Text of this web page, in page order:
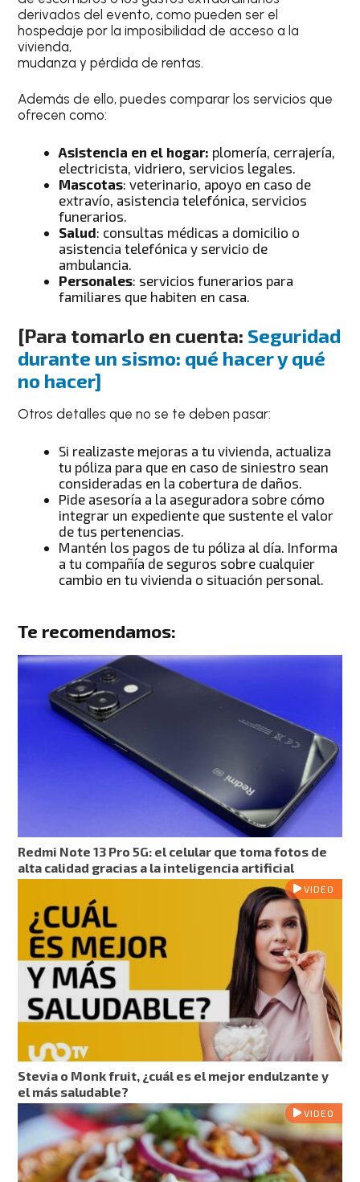
derivados del evento, como pueden ser el
hospedaje por la imposibilidad de acceso a la
vivienda,
mudanza y pérdida de rentas.
Además de ello, puedes comparar los servicios que
ofrecen como:
Asistencia en el hogar: plomería, cerrajería,
electricista, vidriero, servicios legales.
Mascotas: veterinario, apoyo en caso de
extravío, asistencia telefónica, servicios
funerarios.
Salud: consultas médicas a domicilio o
asistencia telefónica y servicio de
ambulancia.
Personales: servicios funerarios para
familiares que habiten en casa.
[Para tomarlo en cuenta: Seguridad
durante un sismo: qué hacer y qué
no hacer]
Otros detalles que no se te deben pasar:
Si realizaste mejoras a tu vivienda, actualiza
tu póliza para que en caso de siniestro sean
consideradas en la cobertura de daños.
Pide asesoría a la aseguradora sobre cómo
integrar un expediente que sustente el valor
de tus pertenencias.
Mantén los pagos de tu póliza al día. Informa
a tu compañía de seguros sobre cualquier
cambio en tu vivienda o situación personal.
Te recomendamos:
Redmi Note 13 Pro 5G: el celular que toma fotos de
alta calidad gracias a la inteligencia artificial
VIDEO
Stevia o Monk fruit, ¿cuál es el mejor endulzante y
el más saludable?
VIDEO